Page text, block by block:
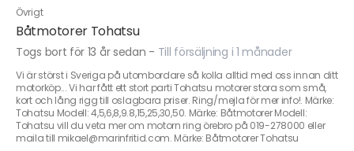
Övrigt
Båtmotorer Tohatsu
Togs bort för 13 år sedan - Till försäljning i 1 månader
Vi är störst i Sveriga på utombordare så kolla alltid med oss innan ditt
motorköp... Vi har fått ett stort parti Tohatsu motorer stora som små,
kort och lång rigg till oslagbara priser. Ring/mejla för mer info!. Märke:
Tohatsu Modell: 4,5,6,8,9.8,15,25,30,50. Märke: Båtmotorer Modell:
Tohatsu vill du veta mer om motorn ring örebro på 019-278000 eller
maila till mikael@marinfritid.com. Märke: Båtmotorer Tohatsu